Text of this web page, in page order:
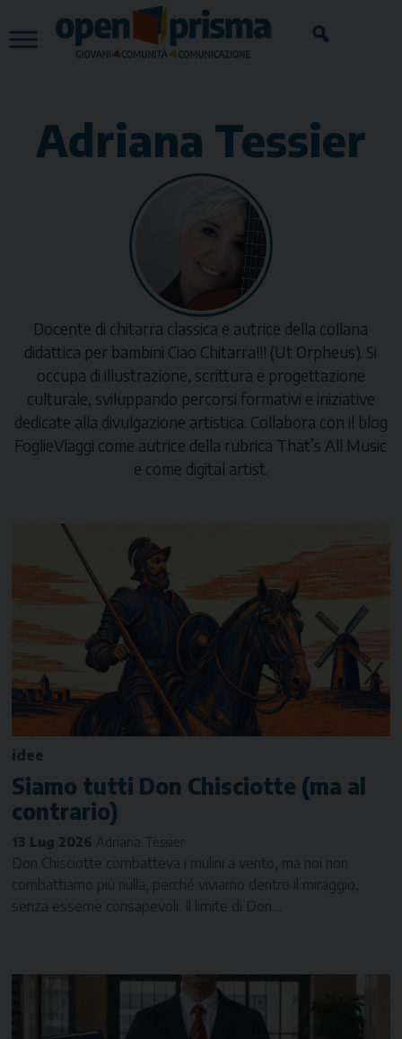
to
content
Adriana Tessier
Docente di chitarra classica e autrice della collana
didattica per bambini Ciao Chitarra!!! (Ut Orpheus). Si
occupa di illustrazione, scrittura e progettazione
culturale, sviluppando percorsi formativi e iniziative
dedicate alla divulgazione artistica. Collabora con il blog
FoglieViaggi come autrice della rubrica That’s All Music
e come digital artist.
idee
Siamo tutti Don Chisciotte (ma al
contrario)
13 Lug 2026 Adriana Tessier
Don Chisciotte combatteva i mulini a vento, ma noi non
combattiamo più nulla, perché viviamo dentro il miraggio,
senza esserne consapevoli. Il limite di Don…